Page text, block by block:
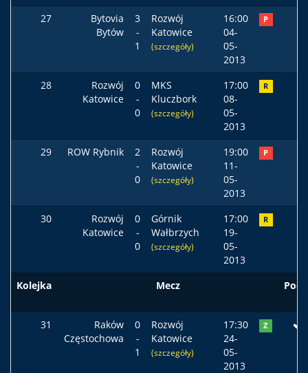
27
Bytovia
Bytów
3
-
1
Rozwój
Katowice
(szczegóły)
16:00
04-
05-
2013
P
28
Rozwój
Katowice
0
-
0
MKS
Kluczbork
(szczegóły)
17:00
08-
05-
2013
R
29 ROW Rybnik
2
-
0
Rozwój
Katowice
(szczegóły)
19:00
11-
05-
2013
P
30
Rozwój
Katowice
0
-
0
Górnik
Wałbrzych
(szczegóły)
17:00
19-
05-
2013
R
Kolejka Mecz
31
Raków
Częstochowa
0
-
1
Rozwój
Katowice
(szczegóły)
17:30
24-
05-
2013
Z